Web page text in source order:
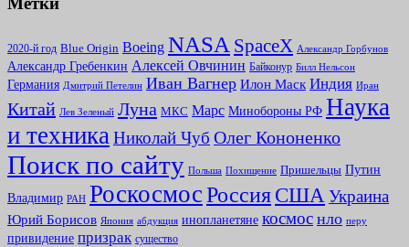
2020-й год Blue Origin Boeing NASA SpaceX Александр Горбунов
Александр Гребенкин Алексей Овчинин Байконур Билл Нельсон
Германия Дмитрий Петелин Иван Вагнер Илон Маск Индия Иран
Китай Лев Зеленый Луна МКС Марс Минoбороны РФ Наука
и техника Николай Чуб Олег Кононенко
Поиск по сайту Польша Похищение Пришельцы Путин
Владимир РАН РоскосмосРоссияСША Украина
Юрий Борисов Япония абдукция инопланетяне космос нло перу
привидение призрак существо